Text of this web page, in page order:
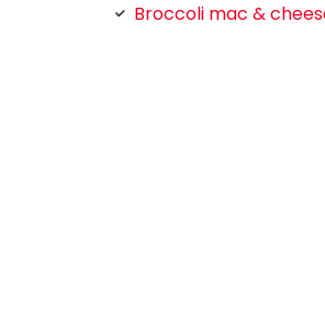
Broccoli mac &